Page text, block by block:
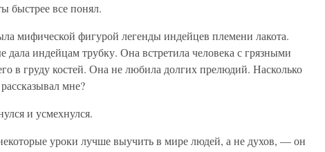
быстрее все понял.
мифической фигурой легенды индейцев племени лакота.
дала индейцам трубку. Она встретила человека с грязными
в груду костей. Она не любила долгих прелюдий. Насколько
мне?
и усмехнулся.
уроки лучше выучить в мире людей, а не духов, — он